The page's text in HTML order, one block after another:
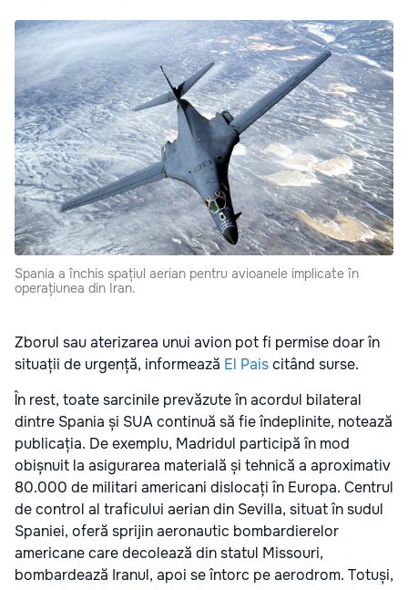
Spania a închis spațiul aerian pentru avioanele implicate în
operațiunea din Iran.
Zborul sau aterizarea unui avion pot fi permise doar în
situații de urgență, informează El Paiscitând surse.
În rest, toate sarcinile prevăzute în acordul bilateral
dintre Spania și SUA continuă să fie îndeplinite, notează
publicația. De exemplu, Madridul participă în mod
obișnuit la asigurarea materială și tehnică a aproximativ
80.000 de militari americani dislocați în Europa. Centrul
de control al traficului aerian din Sevilla, situat în sudul
Spaniei, oferă sprijin aeronautic bombardierelor
americane care decolează din statul Missouri,
bombardează Iranul, apoi se întorc pe aerodrom. Totuși,